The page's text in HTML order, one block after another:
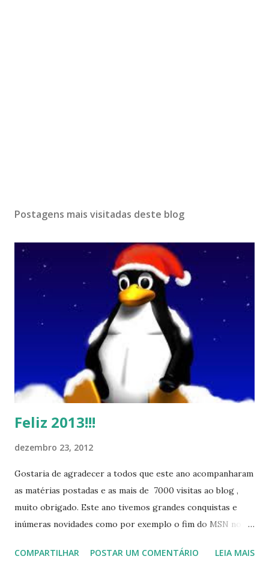
Postagens mais visitadas deste blog
Feliz 2013!!!
dezembro 23, 2012
Gostaria de agradecer a todos que este ano acompanharam
as matérias postadas e as mais de 7000 visitas ao blog ,
muito obrigado. Este ano tivemos grandes conquistas e
inúmeras novidades como por exemplo o fim do MSN no
do Kaiana que será lançada em 2013, distro nacional , a
COMPARTILHAR POSTAR UM COMENTÁRIO LEIA MAIS